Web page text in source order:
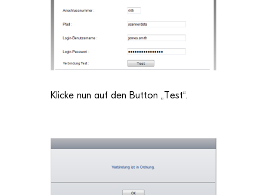
Kli­cke nun auf den But­ton „Test“.